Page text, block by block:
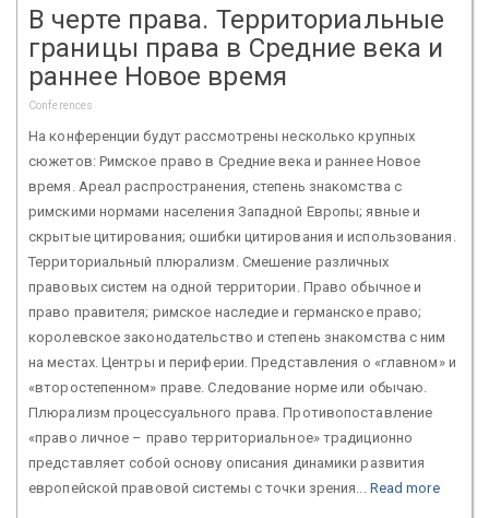
В черте права. Территориальные
границы права в Средние века и
раннее Новое время
Conferences
На конференции будут рассмотрены несколько крупных
сюжетов: Римское право в Средние века и раннее Новое
время. Ареал распространения, степень знакомства с
римскими нормами населения Западной Европы; явные и
скрытые цитирования; ошибки цитирования и использования.
Территориальный плюрализм. Смешение различных
правовых систем на одной территории. Право обычное и
право правителя; римское наследие и германское право;
королевское законодательство и степень знакомства с ним
на местах. Центры и периферии. Представления о «главном» и
«второстепенном» праве. Следование норме или обычаю.
Плюрализм процессуального права. Противопоставление
«право личное – право территориальное» традиционно
представляет собой основу описания динамики развития
европейской правовой системы с точки зрения... Read more